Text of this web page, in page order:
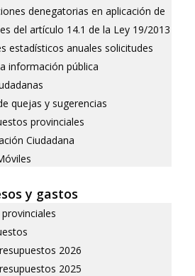
denegatorias en aplicación de
del artículo 14.1 de la Ley 19/2013
estadísticos anuales solicitudes
información pública
quejas y sugerencias
provinciales
Ciudadana
y gastos
2026
2025